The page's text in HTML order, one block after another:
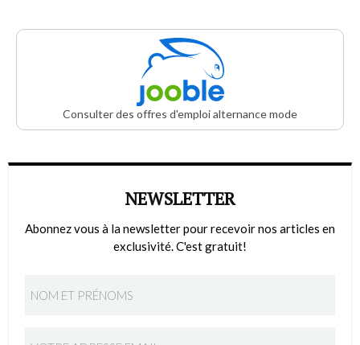
Consulter des offres d'emploi alternance mode
NEWSLETTER
Abonnez vous à la newsletter pour recevoir nos articles en
exclusivité. C'est gratuit!